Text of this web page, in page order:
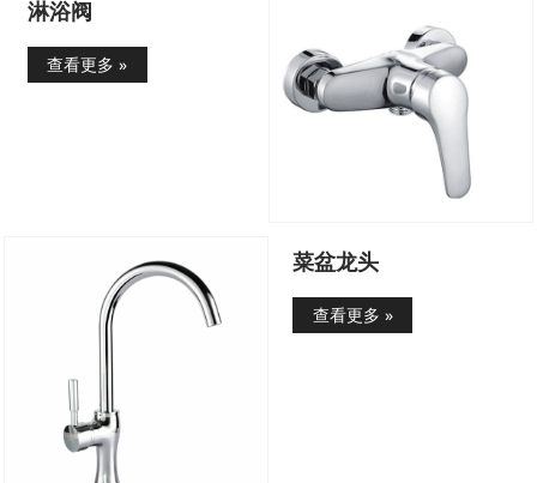
淋浴阀
查看更多 »
菜盆龙头
查看更多 »